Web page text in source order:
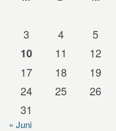
3
4 5
10
11 12
17
18 19
24
25 26
31
« Juni